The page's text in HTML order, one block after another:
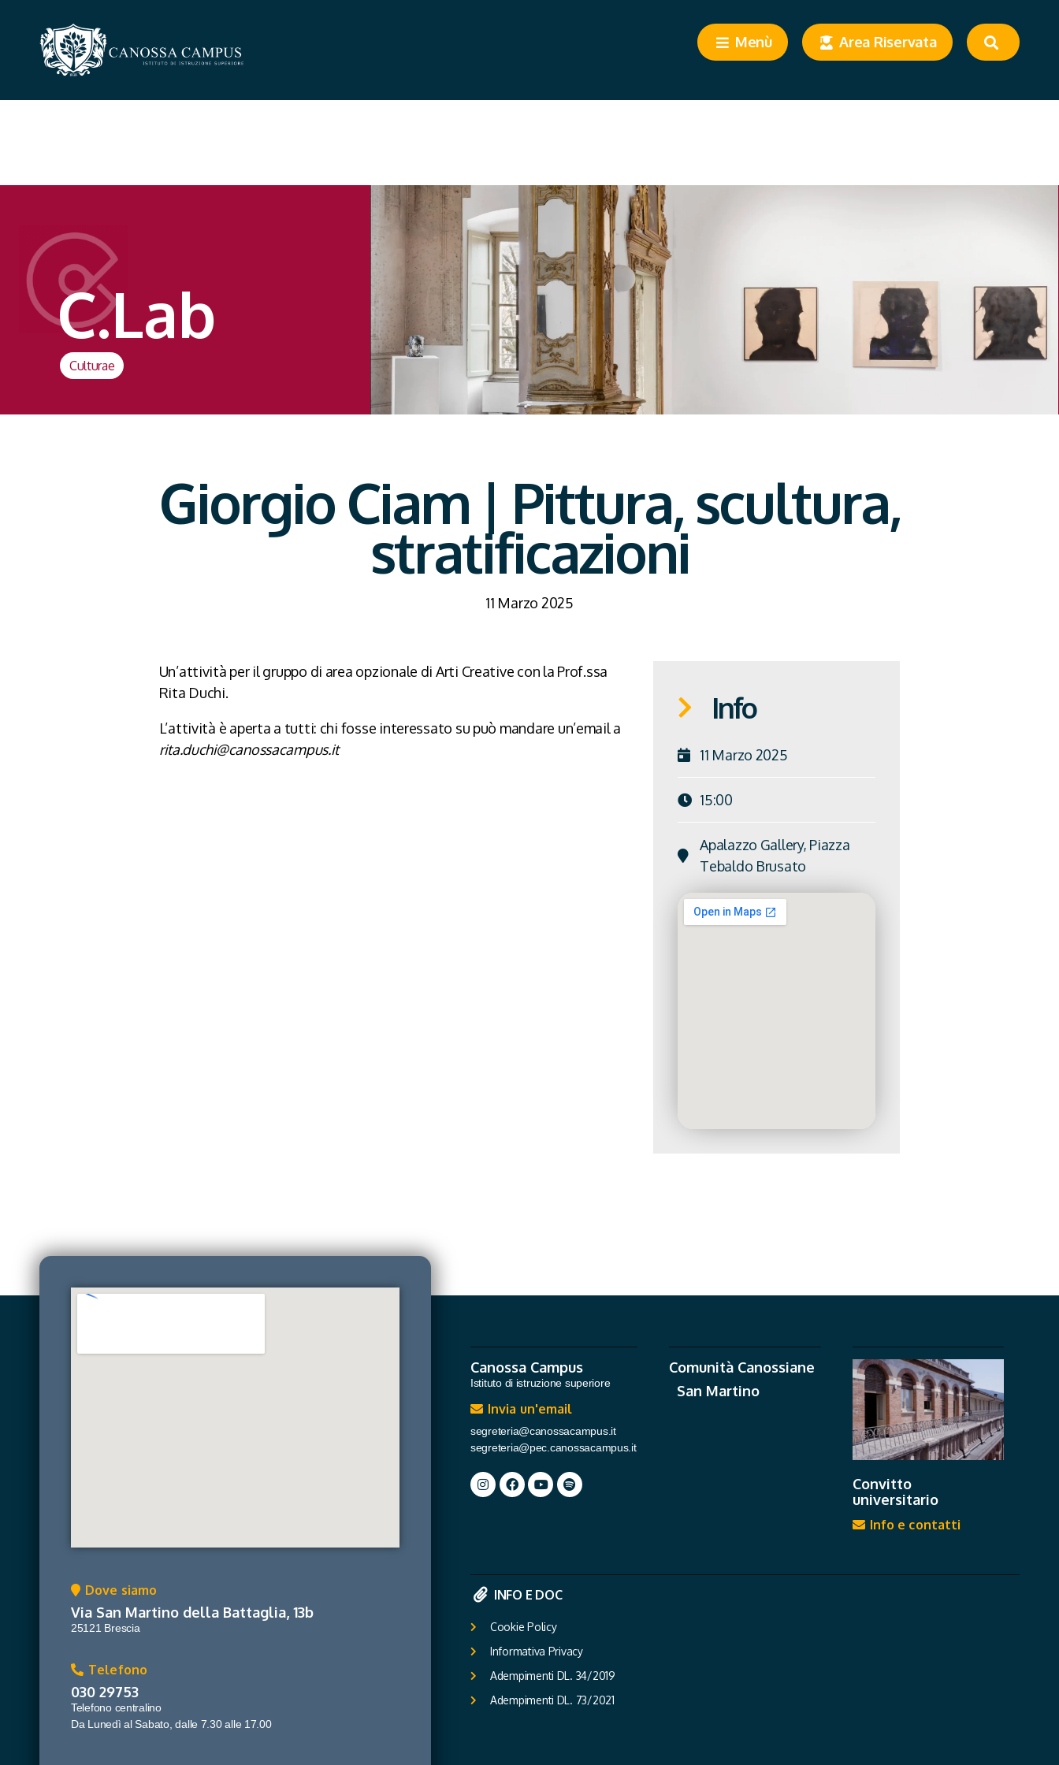
Menù Area Riservata
C.Lab
Culturae
Giorgio Ciam | Pittura, scultura,
stratificazioni
11 Marzo 2025
Un’attività per il gruppo di area opzionale di Arti Creative con la Prof.ssa
Rita Duchi.
L’attività è aperta a tutti: chi fosse interessato su può mandare un’email a
rita.duchi@canossacampus.it
Info
11 Marzo 2025
15:00
Apalazzo Gallery, Piazza
Tebaldo Brusato
Dove siamo
Via San Martino della Battaglia, 13b
25121 Brescia
Telefono
030 29753
Telefono centralino
Da Lunedì al Sabato, dalle 7.30 alle 17.00
Canossa Campus
Istituto di istruzione superiore
Invia un'email
segreteria@canossacampus.it
segreteria@pec.canossacampus.it
Comunità Canossiane
San Martino
Convitto
universitario
Info e contatti
INFO E DOC
Cookie Policy
Informativa Privacy
Adempimenti DL. 34/2019
Adempimenti DL. 73/2021